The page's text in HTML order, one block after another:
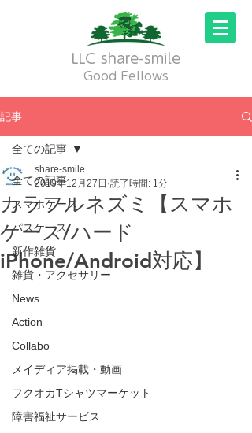
LLC share-smile
Good Fellows
記事
全ての記事
スマホケース
パスケース
新作雑貨
雑貨・アクセサリー
News
Action
Collabo
メイディア掲載・動画
フクオカTシャツマーケット
障害福祉サービス
全ての記事
カラフルネズミ【スマホ
ケース/ハード
iPhone/Android対応】
share-smile
2019年12月27日 読了時間: 1分